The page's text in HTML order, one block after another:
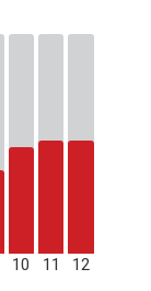
10 11 12